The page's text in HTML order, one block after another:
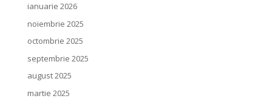
ianuarie 2026
noiembrie 2025
octombrie 2025
septembrie 2025
august 2025
martie 2025